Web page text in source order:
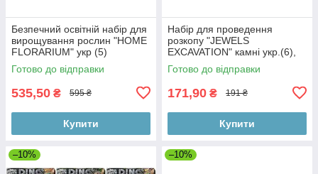
Безпечний освітній набір для
вирощування рослин "HOME
FLORARIUM" укр (5)
Готово до відправки
535,50 ₴ 595 ₴
Купити
Набір для проведення
розкопу "JEWELS
EXCAVATION" камні укр.(6),
Готово до відправки
171,90 ₴ 191 ₴
Купити
–10% –10%